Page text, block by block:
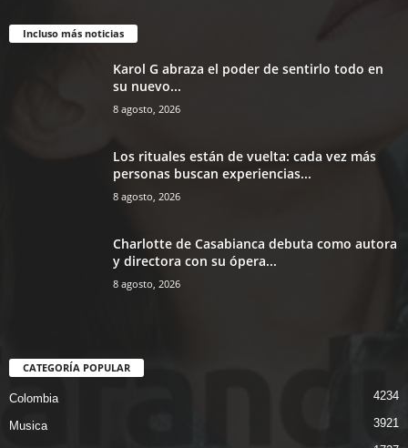
Incluso más noticias
Karol G abraza el poder de sentirlo todo en
su nuevo...
8 agosto, 2026
Los rituales están de vuelta: cada vez más
personas buscan experiencias...
8 agosto, 2026
Charlotte de Casabianca debuta como autora
y directora con su ópera...
8 agosto, 2026
CATEGORÍA POPULAR
Colombia 4234
Musica 3921